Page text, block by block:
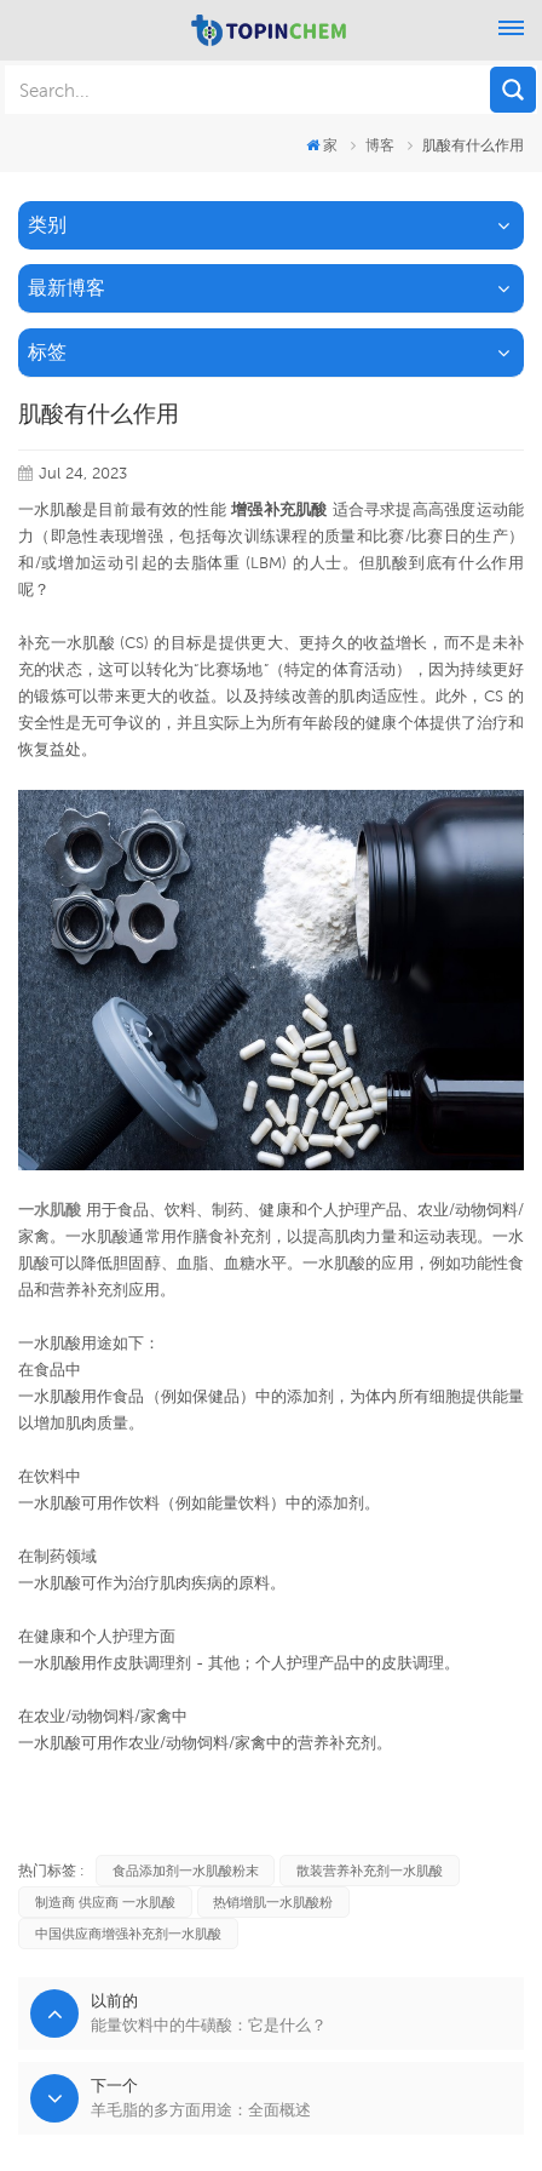
家 博客 肌酸有什么作用
类别
最新博客
标签
肌酸有什么作用
Jul 24, 2023
一水肌酸是目前最有效的性能增强补充肌酸 适合寻求提高高强度运动能
力（即急性表现增强，包括每次训练课程的质量和比赛/比赛日的生产）
和/或增加运动引起的去脂体重 (LBM) 的人士。但肌酸到底有什么作用
呢？
补充一水肌酸 (CS) 的目标是提供更大、更持久的收益增长，而不是未补
充的状态，这可以转化为“比赛场地”（特定的体育活动），因为持续更好
的锻炼可以带来更大的收益。以及持续改善的肌肉适应性。此外，CS 的
安全性是无可争议的，并且实际上为所有年龄段的健康个体提供了治疗和
恢复益处。
一水肌酸 用于食品、饮料、制药、健康和个人护理产品、农业/动物饲料/
家禽。一水肌酸通常用作膳食补充剂，以提高肌肉力量和运动表现。一水
肌酸可以降低胆固醇、血脂、血糖水平。一水肌酸的应用，例如功能性食
品和营养补充剂应用。
一水肌酸用途如下：
在食品中
一水肌酸用作食品（例如保健品）中的添加剂，为体内所有细胞提供能量
以增加肌肉质量。
在饮料中
一水肌酸可用作饮料（例如能量饮料）中的添加剂。
在制药领域
一水肌酸可作为治疗肌肉疾病的原料。
在健康和个人护理方面
一水肌酸用作皮肤调理剂 - 其他；个人护理产品中的皮肤调理。
在农业/动物饲料/家禽中
一水肌酸可用作农业/动物饲料/家禽中的营养补充剂。
热门标签 : 食品添加剂一水肌酸粉末
散装营养补充剂一水肌酸
制造商 供应商 一水肌酸
热销增肌一水肌酸粉
中国供应商增强补充剂一水肌酸
以前的
能量饮料中的牛磺酸：它是什么？
下一个
羊毛脂的多方面用途：全面概述